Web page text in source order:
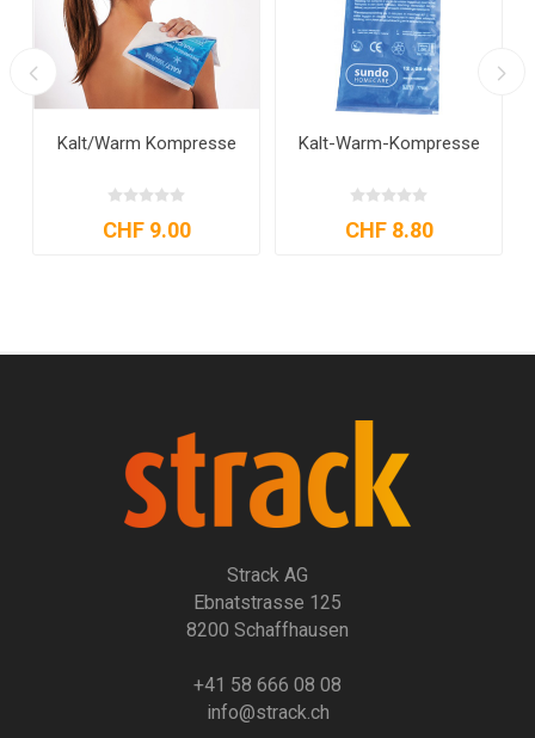
Kalt-Warm-Kompresse
CHF 13.30
Nackenwärmer
CHF 35.15
Strack AG
Ebnatstrasse 125
8200 Schaffhausen
+41 58 666 08 08
info@strack.ch